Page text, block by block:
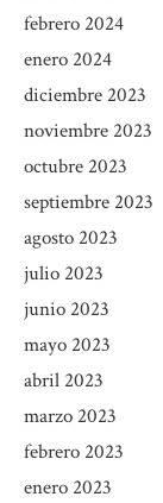
febrero 2024
enero 2024
diciembre 2023
noviembre 2023
octubre 2023
septiembre 2023
agosto 2023
julio 2023
junio 2023
mayo 2023
abril 2023
marzo 2023
febrero 2023
enero 2023